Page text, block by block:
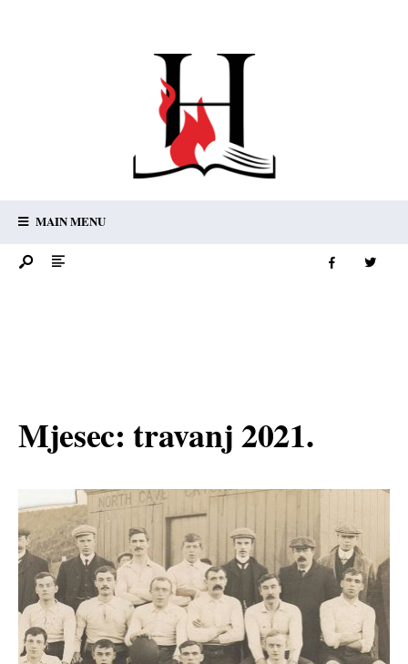
MAIN MENU
Mjesec:travanj 2021.